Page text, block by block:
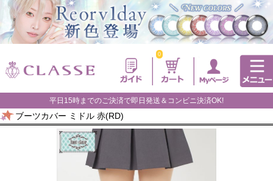
0
平日15時までのご決済で即日発送＆コンビニ決済OK!
ブーツカバー ミドル 赤(RD)